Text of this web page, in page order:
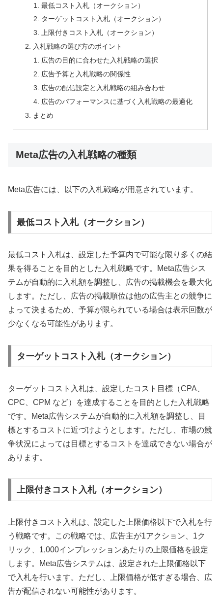
最低コスト入札（オークション）
ターゲットコスト入札（オークション）
上限付きコスト入札（オークション）
入札戦略の選び方のポイント
広告の目的に合わせた入札戦略の選択
広告予算と入札戦略の関係性
広告の配信設定と入札戦略の組み合わせ
広告のパフォーマンスに基づく入札戦略の最適化
まとめ
Meta広告の入札戦略の種類
Meta広告には、以下の入札戦略が用意されています。
最低コスト入札（オークション）
最低コスト入札は、設定した予算内で可能な限り多くの結
果を得ることを目的とした入札戦略です。Meta広告シス
テムが自動的に入札額を調整し、広告の掲載機会を最大化
します。ただし、広告の掲載順位は他の広告主との競争に
よって決まるため、予算が限られている場合は表示回数が
少なくなる可能性があります。
ターゲットコスト入札（オークション）
ターゲットコスト入札は、設定したコスト目標（CPA、
CPC、CPM など）を達成することを目的とした入札戦略
です。Meta広告システムが自動的に入札額を調整し、目
標とするコストに近づけようとします。ただし、市場の競
争状況によっては目標とするコストを達成できない場合が
あります。
上限付きコスト入札（オークション）
上限付きコスト入札は、設定した上限価格以下で入札を行
う戦略です。この戦略では、広告主が1アクション、1ク
リック、1,000インプレッションあたりの上限価格を設定
します。Meta広告システムは、設定された上限価格以下
で入札を行います。ただし、上限価格が低すぎる場合、広
告が配信されない可能性があります。